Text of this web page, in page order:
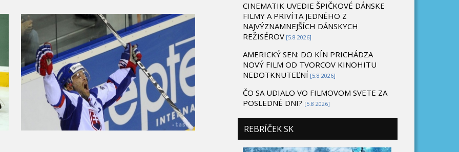
CINEMATIK UVEDIE ŠPIČKOVÉ DÁNSKE
FILMY A PRIVÍTA JEDNÉHO Z
NAJVÝZNAMNEJŠÍCH DÁNSKYCH
REŽISÉROV [5.8 2026]
AMERICKÝ SEN: DO KÍN PRICHÁDZA
NOVÝ FILM OD TVORCOV KINOHITU
NEDOTKNUTEĽNÍ [5.8 2026]
ČO SA UDIALO VO FILMOVOM SVETE ZA
POSLEDNÉ DNI? [5.8 2026]
REBRÍČEK SK